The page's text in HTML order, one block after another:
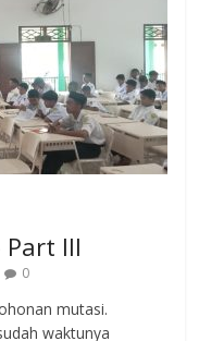
III
0
mutasi.
waktunya